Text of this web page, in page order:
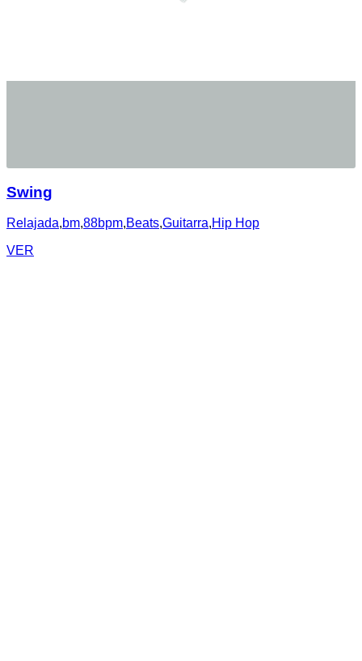
Swing
Relajada,bm,88bpm,Beats,Guitarra,Hip Hop
VER